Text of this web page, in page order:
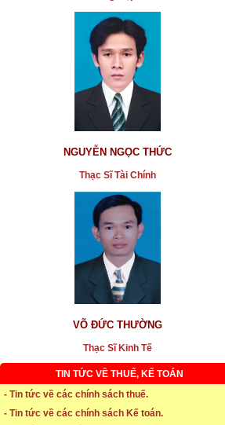
NGUYỄN NGỌC THỨC
Thạc Sĩ Tài Chính
VÕ ĐỨC THƯỜNG
Thạc Sĩ Kinh Tế
TIN TỨC VỀ THUẾ, KẾ TOÁN
- Tin tức về các chính sách thuế.
- Tin tức về các chính sách Kế toán.
* Thời hạn đăng ký bảo hiểm thất nghiệp